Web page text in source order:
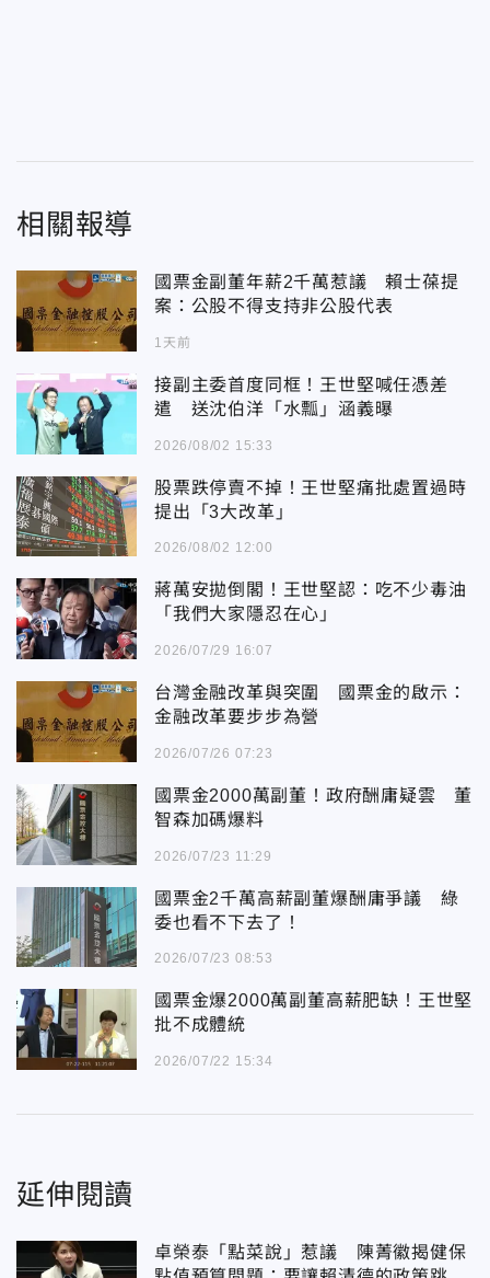
相關報導
國票金副董年薪2千萬惹議 賴士葆提
案：公股不得支持非公股代表
1天前
接副主委首度同框！王世堅喊任憑差
遣 送沈伯洋「水瓢」涵義曝
2026/08/02 15:33
股票跌停賣不掉！王世堅痛批處置過時
提出「3大改革」
2026/08/02 12:00
蔣萬安拋倒閣！王世堅認：吃不少毒油
「我們大家隱忍在心」
2026/07/29 16:07
台灣金融改革與突圍 國票金的啟示：
金融改革要步步為營
2026/07/26 07:23
國票金2000萬副董！政府酬庸疑雲 董
智森加碼爆料
2026/07/23 11:29
國票金2千萬高薪副董爆酬庸爭議 綠
委也看不下去了！
2026/07/23 08:53
國票金爆2000萬副董高薪肥缺！王世堅
批不成體統
2026/07/22 15:34
延伸閱讀
卓榮泰「點菜說」惹議 陳菁徽揭健保